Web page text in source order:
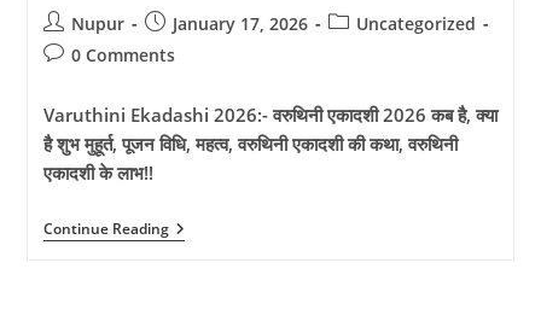
Post
author:
Nupur
Post
published:
January 17, 2026
PostUncategorized
Post0 Comments
Varuthini Ekadashi 2026:- वरुथिनी एकादशी 2026 कब है, क्या
है शुभ मुहूर्त, पूजन विधि, महत्व, वरुथिनी एकादशी की कथा, वरुथिनी
एकादशी के लाभ!!
Continue ReadingVaruthini
Ekadashi